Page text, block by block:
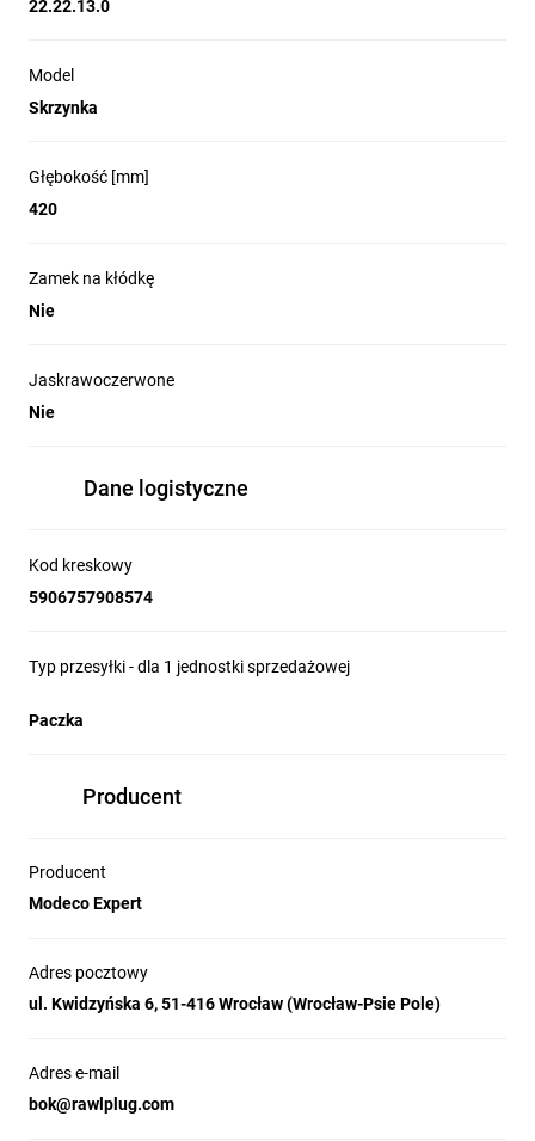
22.22.13.0
Model
Skrzynka
Głębokość [mm]
420
Zamek na kłódkę
Nie
Jaskrawoczerwone
Nie
Dane logistyczne
Kod kreskowy
5906757908574
Typ przesyłki - dla 1 jednostki sprzedażowej
Paczka
Producent
Producent
Modeco Expert
Adres pocztowy
ul. Kwidzyńska 6, 51-416 Wrocław (Wrocław-Psie Pole)
Adres e-mail
bok@rawlplug.com